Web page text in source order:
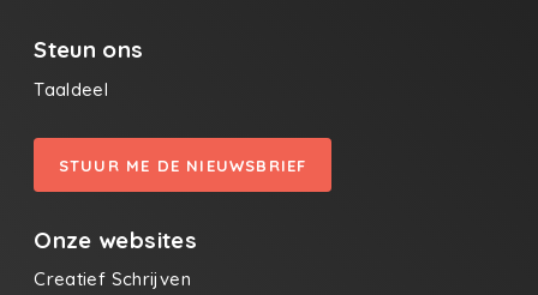
Steun ons
Taaldeel
STUUR ME DE NIEUWSBRIEF
Onze websites
Creatief Schrijven